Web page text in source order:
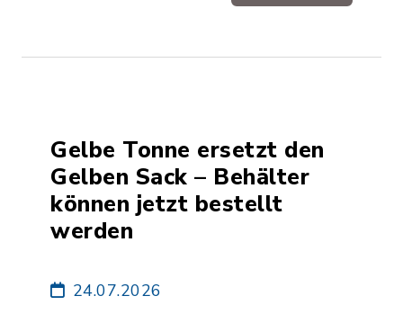
Gelbe Tonne ersetzt den
Gelben Sack – Behälter
können jetzt bestellt
werden
24.07.2026